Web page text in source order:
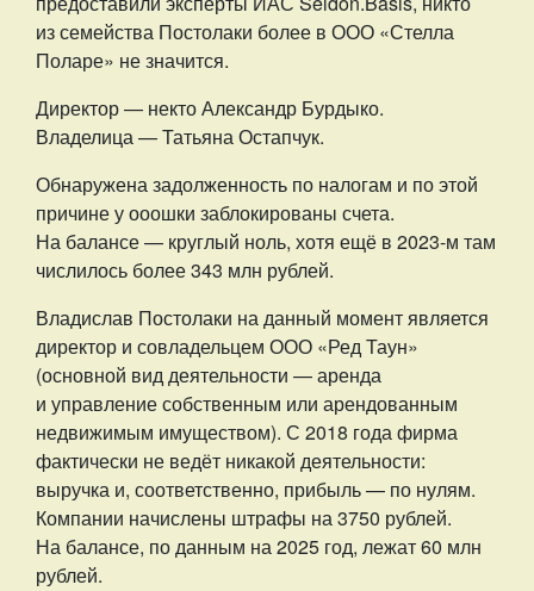
из семейства Постолаки более в ООО «Стелла
Поларе» не значится.
Директор — некто Александр Бурдыко.
Владелица — Татьяна Остапчук.
Обнаружена задолженность по налогам и по этой
причине у ооошки заблокированы счета.
На балансе — круглый ноль, хотя ещё в 2023-м там
числилось более 343 млн рублей.
Владислав Постолаки на данный момент является
директор и совладельцем ООО «Ред Таун»
(основной вид деятельности — аренда
и управление собственным или арендованным
недвижимым имуществом). С 2018 года фирма
фактически не ведёт никакой деятельности:
выручка и, соответственно, прибыль — по нулям.
Компании начислены штрафы на 3750 рублей.
На балансе, по данным на 2025 год, лежат 60 млн
рублей.